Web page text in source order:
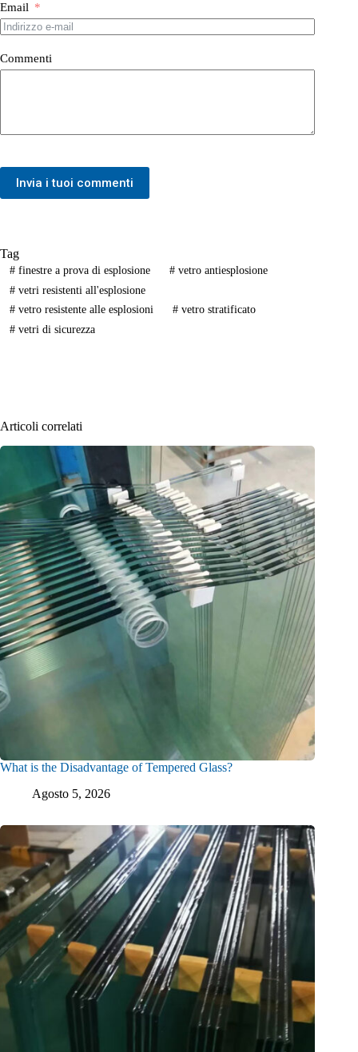
Email
Commenti
Invia i tuoi commenti
Tag
#finestre a prova di esplosione #vetro antiesplosione
#vetri resistenti all'esplosione
#vetro resistente alle esplosioni #vetro stratificato
#vetri di sicurezza
Articoli correlati
What is the Disadvantage of Tempered Glass?
Agosto 5, 2026